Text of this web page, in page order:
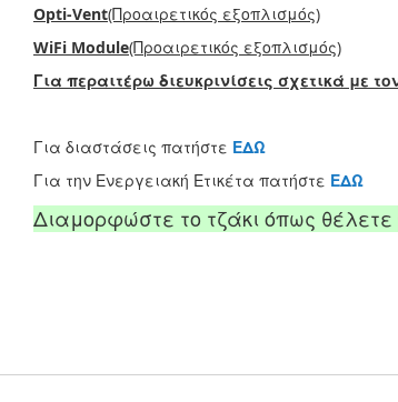
Opti-Vent(Προαιρετικός εξοπλισμός)
WiFi Module(Προαιρετικός εξοπλισμός)
Για περαιτέρω διευκρινίσεις σχετικά με
Για διαστάσεις πατήστε ΕΔΩ
Για την Ενεργειακή Ετικέτα πατήστε ΕΔΩ
Διαμορφώστε το τζάκι όπως